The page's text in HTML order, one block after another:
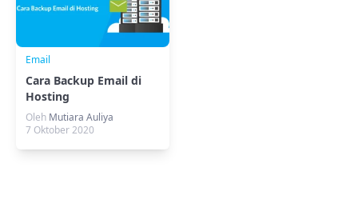
Email
Cara Backup Email di
Hosting
Oleh Mutiara Auliya
7 Oktober 2020